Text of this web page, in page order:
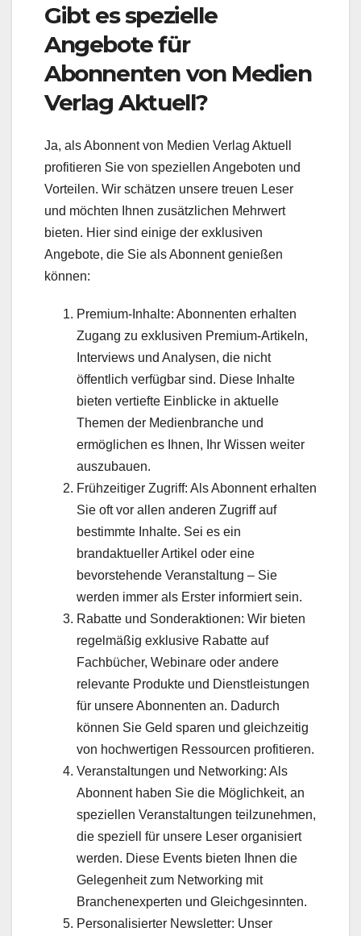
Gibt es spezielle
Angebote für
Abonnenten von Medien
Verlag Aktuell?
Ja, als Abonnent von Medien Verlag Aktuell
profitieren Sie von speziellen Angeboten und
Vorteilen. Wir schätzen unsere treuen Leser
und möchten Ihnen zusätzlichen Mehrwert
bieten. Hier sind einige der exklusiven
Angebote, die Sie als Abonnent genießen
können:
Premium-Inhalte: Abonnenten erhalten
Zugang zu exklusiven Premium-Artikeln,
Interviews und Analysen, die nicht
öffentlich verfügbar sind. Diese Inhalte
bieten vertiefte Einblicke in aktuelle
Themen der Medienbranche und
ermöglichen es Ihnen, Ihr Wissen weiter
auszubauen.
Frühzeitiger Zugriff: Als Abonnent erhalten
Sie oft vor allen anderen Zugriff auf
bestimmte Inhalte. Sei es ein
brandaktueller Artikel oder eine
bevorstehende Veranstaltung – Sie
werden immer als Erster informiert sein.
Rabatte und Sonderaktionen: Wir bieten
regelmäßig exklusive Rabatte auf
Fachbücher, Webinare oder andere
relevante Produkte und Dienstleistungen
für unsere Abonnenten an. Dadurch
können Sie Geld sparen und gleichzeitig
von hochwertigen Ressourcen profitieren.
Veranstaltungen und Networking: Als
Abonnent haben Sie die Möglichkeit, an
speziellen Veranstaltungen teilzunehmen,
die speziell für unsere Leser organisiert
werden. Diese Events bieten Ihnen die
Gelegenheit zum Networking mit
Branchenexperten und Gleichgesinnten.
Personalisierter Newsletter: Unser